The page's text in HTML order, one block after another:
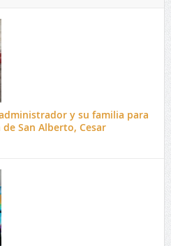
y su familia para
San Alberto, Cesar